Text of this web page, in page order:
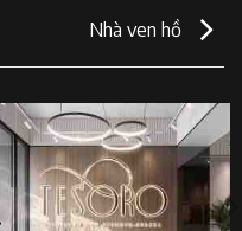
Nhà ven hồ